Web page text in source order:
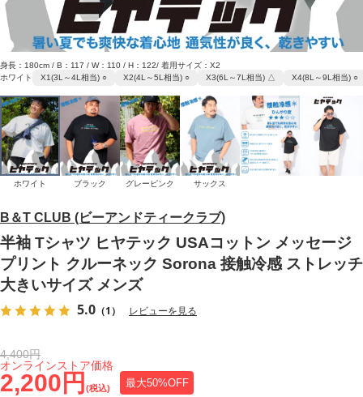
B＆T CLUB (ビーアンドティークラブ)
半袖 Tシャツ ヒヤテック USAコットン メッセージ
プリント クルーネック Sorona 接触冷感 ストレッチ
大きいサイズ メンズ
5.0 （1） レビューを見る
2,200円 (税込) 最大50%OFF
オンラインストア価格
4,400円
身長：180cm / B：117 / W：110 / H：122/ 着用サイズ：X2
ホワイト
X1(3L～4L相当) ○ X2(4L～5L相当) ○ X3(6L～7L相当) △ X4(8L～9L相当) ○
ホワイト ブラック グレーピンク サックス